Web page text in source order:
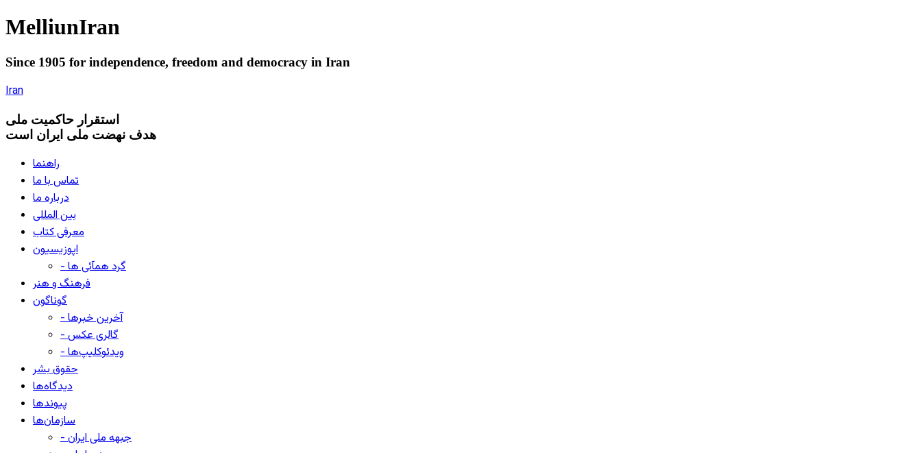
MelliunIran
Since 1905 for independence, freedom and democracy in Iran
Iran
استقرار حاکميت ملی
هدف نهضت ملی ایران است
راهنما
تماس با ما
درباره ما
بین المللی
معرفی کتاب
اپوزیسیون
- گرد همآئی ها
فرهنگ و هنر
گوناگون
- آخرین خبرها
- گالری عکس
- ویدئوکلیپ‌ها
حقوق بشر
دیدگاه‌ها
پیوندها
سازمان‌ها
- جبهه ملی ایران